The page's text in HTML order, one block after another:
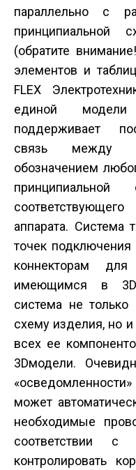
параллельно с
принципиальной
(обратите
элементов и
FLEX
единой
поддерживает
связь между
обозначением
соответствующего
аппарата. Система
точек
коннекторам
имеющимся в
система не только
схему изделия, но и
всех ее
3D­модели.
может
необходимые
соответствии с
контролировать